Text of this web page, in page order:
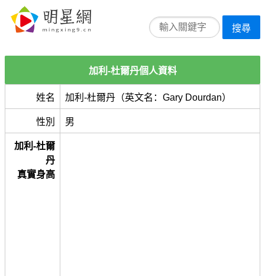
搜尋
加利-杜爾丹個人資料
姓名 加利-杜爾丹（英文名：Gary Dourdan）
性別 男
加利-杜爾
丹
真實身高